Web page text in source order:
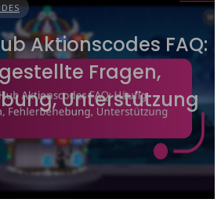
Aktionscodes FAQ:
Fragen,
Unterstützung